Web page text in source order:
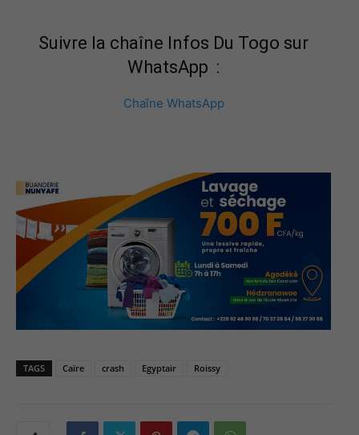
Suivre la chaîne Infos Du Togo sur
WhatsApp :
Chaîne WhatsApp
TAGS Caïre crash Egyptair Roissy